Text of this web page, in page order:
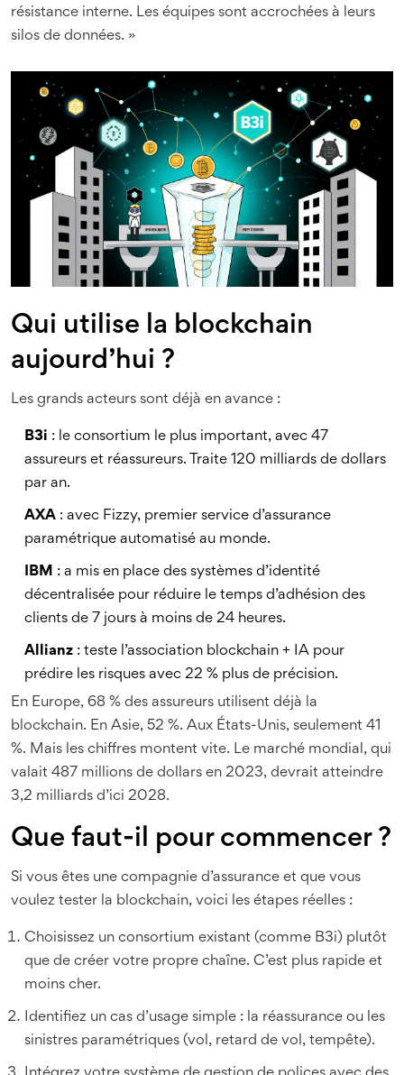
résistance interne. Les équipes sont accrochées à leurs
silos de données. »
Qui utilise la blockchain
aujourd’hui ?
Les grands acteurs sont déjà en avance :
B3i : le consortium le plus important, avec 47
assureurs et réassureurs. Traite 120 milliards de dollars
par an.
AXA : avec Fizzy, premier service d’assurance
paramétrique automatisé au monde.
IBM : a mis en place des systèmes d’identité
décentralisée pour réduire le temps d’adhésion des
clients de 7 jours à moins de 24 heures.
Allianz : teste l’association blockchain + IA pour
prédire les risques avec 22 % plus de précision.
En Europe, 68 % des assureurs utilisent déjà la
blockchain. En Asie, 52 %. Aux États-Unis, seulement 41
%. Mais les chiffres montent vite. Le marché mondial, qui
valait 487 millions de dollars en 2023, devrait atteindre
3,2 milliards d’ici 2028.
Que faut-il pour commencer ?
Si vous êtes une compagnie d’assurance et que vous
voulez tester la blockchain, voici les étapes réelles :
Choisissez un consortium existant (comme B3i) plutôt
que de créer votre propre chaîne. C’est plus rapide et
moins cher.
Identifiez un cas d’usage simple : la réassurance ou les
sinistres paramétriques (vol, retard de vol, tempête).